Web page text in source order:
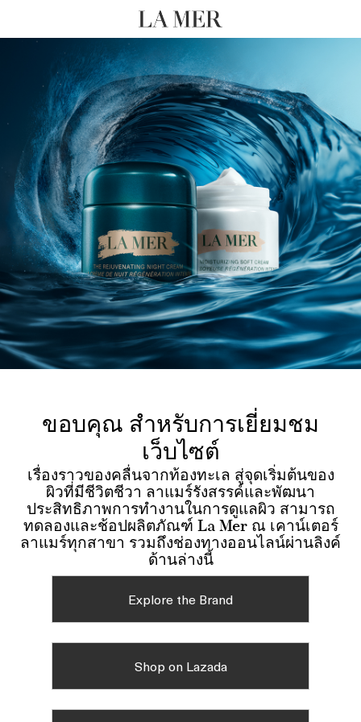
ขอบคุณ สำหรับการเยี่ยมชม
เว็บไซต์
เรื่องราวของคลื่นจากท้องทะเล สู่จุดเริ่มต้นของ
ผิวที่มีชีวิตชีวา ลาแมร์รังสรรค์และพัฒนา
ประสิทธิภาพการทำงานในการดูแลผิว สามารถ
ทดลองและช้อปผลิตภัณฑ์ La Mer ณ เคาน์เตอร์
ลาแมร์ทุกสาขา รวมถึงช่องทางออนไลน์ผ่านลิงค์
ด้านล่างนี้
Explore the Brand
Shop on Lazada